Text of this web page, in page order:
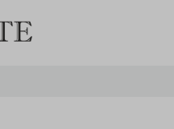
0